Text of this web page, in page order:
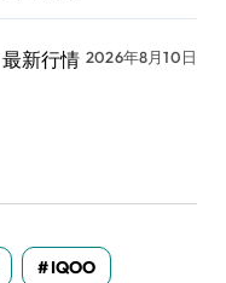
新行情 2026年8月10日
IQOO